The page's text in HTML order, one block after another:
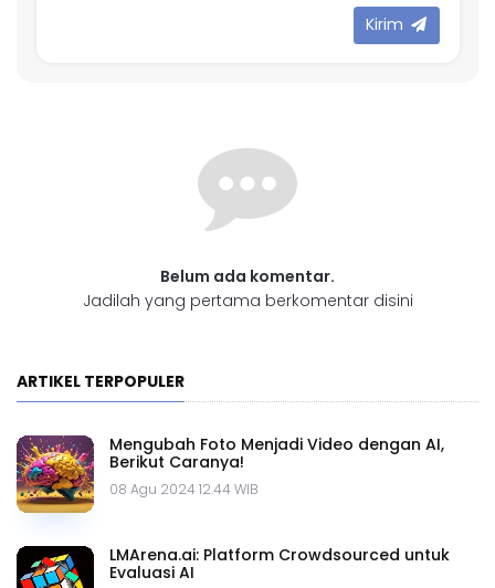
Kirim
Belum ada komentar.
Jadilah yang pertama berkomentar disini
ARTIKEL TERPOPULER
Mengubah Foto Menjadi Video dengan AI,
Berikut Caranya!
08 Agu 2024 12.44 WIB
LMArena.ai: Platform Crowdsourced untuk
Evaluasi AI